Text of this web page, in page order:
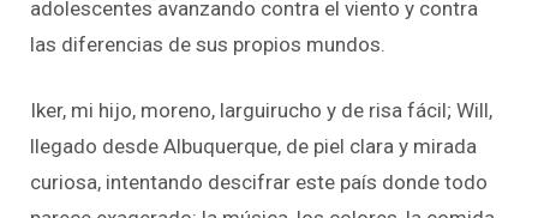
adolescentes avanzando contra el viento y contra
las diferencias de sus propios mundos.
Iker, mi hijo, moreno, larguirucho y de risa fácil; Will,
llegado desde Albuquerque, de piel clara y mirada
curiosa, intentando descifrar este país donde todo